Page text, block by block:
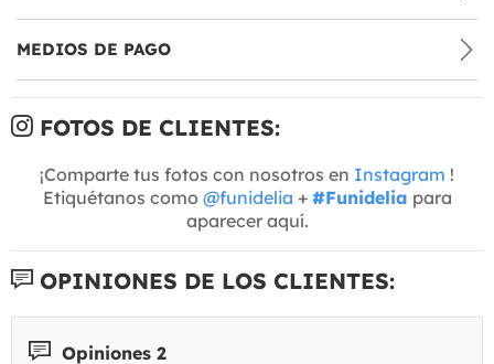
MEDIOS DE PAGO
FOTOS DE CLIENTES:
¡Comparte tus fotos con nosotros en Instagram !
Etiquétanos como @funidelia + #Funidelia para
aparecer aquí.
OPINIONES DE LOS CLIENTES:
Opiniones 2